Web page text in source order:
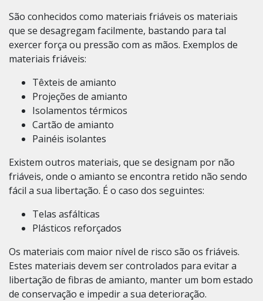
São conhecidos como materiais friáveis os materiais
que se desagregam facilmente, bastando para tal
exercer força ou pressão com as mãos. Exemplos de
materiais friáveis:
Têxteis de amianto
Projeções de amianto
Isolamentos térmicos
Cartão de amianto
Painéis isolantes
Existem outros materiais, que se designam por não
friáveis, onde o amianto se encontra retido não sendo
fácil a sua libertação. É o caso dos seguintes:
Telas asfálticas
Plásticos reforçados
Os materiais com maior nível de risco são os friáveis.
Estes materiais devem ser controlados para evitar a
libertação de fibras de amianto, manter um bom estado
de conservação e impedir a sua deterioração.